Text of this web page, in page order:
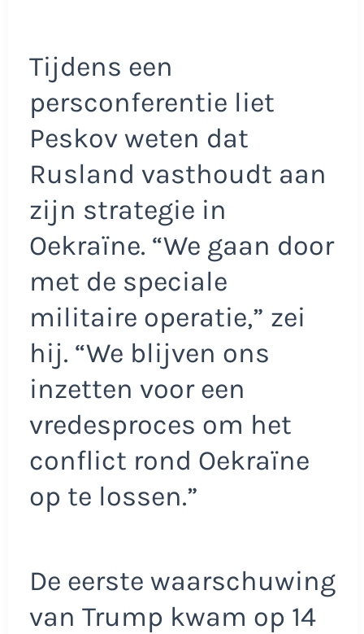
Tijdens een
persconferentie liet
Peskov weten dat
Rusland vasthoudt aan
zijn strategie in
Oekraïne. “We gaan door
met de speciale
militaire operatie,” zei
hij. “We blijven ons
inzetten voor een
vredesproces om het
conflict rond Oekraïne
op te lossen.”
De eerste waarschuwing
van Trump kwam op 14